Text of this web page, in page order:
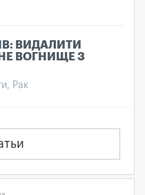
ВИДАЛИТИ
ВОГНИЩЕ З
Рак